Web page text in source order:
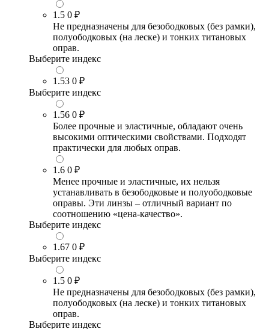
1.5 0 ₽
Не предназначены для безободковых (без рамки),
полуободковых (на леске) и тонких титановых
оправ.
Выберите индекс
1.53 0 ₽
Выберите индекс
1.56 0 ₽
Более прочные и эластичные, обладают очень
высокими оптическими свойствами. Подходят
практически для любых оправ.
1.6 0 ₽
Менее прочные и эластичные, их нельзя
устанавливать в безободковые и полуободковые
оправы. Эти линзы – отличный вариант по
соотношению «цена-качество».
Выберите индекс
1.67 0 ₽
Выберите индекс
1.5 0 ₽
Не предназначены для безободковых (без рамки),
полуободковых (на леске) и тонких титановых
оправ.
Выберите индекс